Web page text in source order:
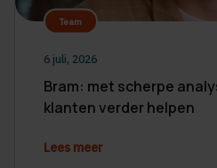
Team
6 juli, 2026
Bram: met scherpe
klanten verder helpen
Lees meer